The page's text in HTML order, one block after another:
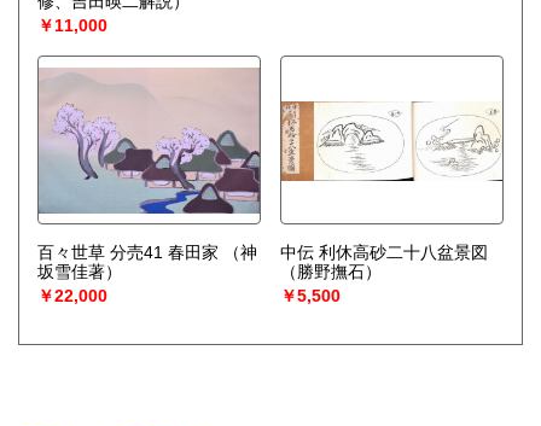
￥11,000
百々世草 分売41 春田家
（神
坂雪佳著）
￥22,000
中伝 利休高砂二十八盆景図
（勝野撫石）
￥5,500